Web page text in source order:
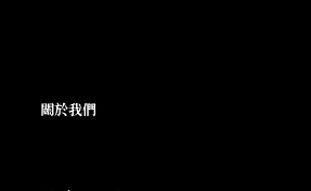
關於我們